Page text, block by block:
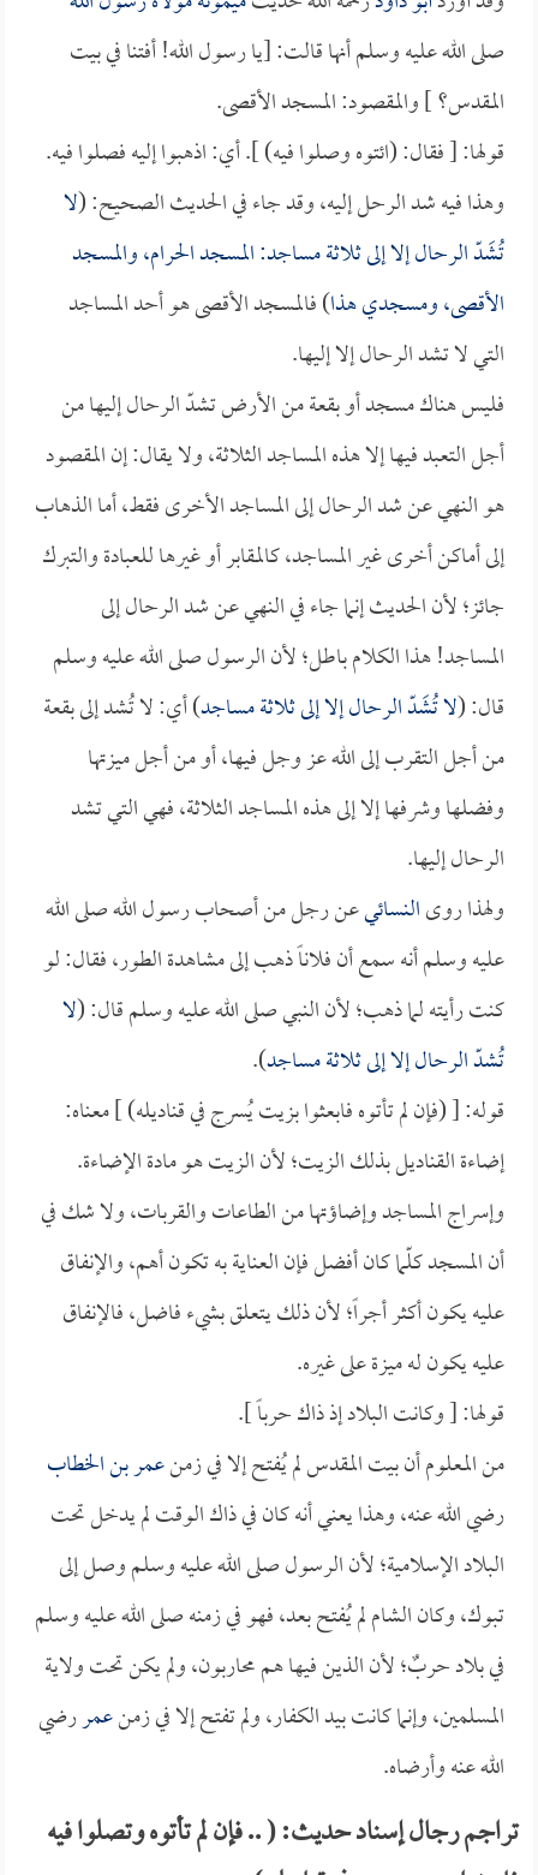
صلى الله عليه وسلم أنها قالت: [يا رسول الله! أفتنا في بيت
المقدس؟ ] والمقصود: المسجد الأقصى.
قولها: [ فقال: (ائتوه وصلوا فيه) ]. أي: اذهبوا إليه فصلوا فيه.
وهذا فيه شد الرحل إليه، وقد جاء في الحديث الصحيح: (لا
تُشَدّ الرحال إلا إلى ثلاثة مساجد: المسجد الحرام، والمسجد
الأقصى، ومسجدي هذا) فالمسجد الأقصى هو أحد المساجد
التي لا تشد الرحال إلا إليها.
فليس هناك مسجد أو بقعة من الأرض تشدّ الرحال إليها من
أجل التعبد فيها إلا هذه المساجد الثلاثة، ولا يقال: إن المقصود
هو النهي عن شد الرحال إلى المساجد الأخرى فقط، أما الذهاب
إلى أماكن أخرى غير المساجد، كالمقابر أو غيرها للعبادة والتبرك
جائز؛ لأن الحديث إنما جاء في النهي عن شد الرحال إلى
المساجد! هذا الكلام باطل؛ لأن الرسول صلى الله عليه وسلم
قال: (لا تُشَدّ الرحال إلا إلى ثلاثة مساجد) أي: لا تُشد إلى بقعة
من أجل التقرب إلى الله عز وجل فيها، أو من أجل ميزتها
وفضلها وشرفها إلا إلى هذه المساجد الثلاثة، فهي التي تشد
الرحال إليها.
ولهذا روىالنسائيعن رجل من أصحاب رسول الله صلى الله
عليه وسلم أنه سمع أن فلاناً ذهب إلى مشاهدة الطور، فقال: لو
كنت رأيته لما ذهب؛ لأن النبي صلى الله عليه وسلم قال: (لا
تُشدّ الرحال إلا إلى ثلاثة مساجد).
قوله: [ (فإن لم تأتوه فابعثوا بزيت يُسرج في قناديله) ] معناه:
إضاءة القناديل بذلك الزيت؛ لأن الزيت هو مادة الإضاءة.
وإسراج المساجد وإضاؤتها من الطاعات والقربات، ولا شك في
أن المسجد كلّما كان أفضل فإن العناية به تكون أهم، والإنفاق
عليه يكون أكثر أجراً؛ لأن ذلك يتعلق بشيء فاضل، فالإنفاق
عليه يكون له ميزة على غيره.
قولها: [ وكانت البلاد إذ ذاك حرباً ].
من المعلوم أن بيت المقدس لم يُفتح إلا في زمنعمر بن الخطاب
رضي الله عنه، وهذا يعني أنه كان في ذاك الوقت لم يدخل تحت
البلاد الإسلامية؛ لأن الرسول صلى الله عليه وسلم وصل إلى
تبوك، وكان الشام لم يُفتح بعد، فهو في زمنه صلى الله عليه وسلم
في بلاد حربٌ؛ لأن الذين فيها هم محاربون، ولم يكن تحت ولاية
المسلمين، وإنما كانت بيد الكفار، ولم تفتح إلا في زمنعمررضي
الله عنه وأرضاه.
تراجم رجال إسناد حديث: ( .. فإن لم تأتوه وتصلوا فيه